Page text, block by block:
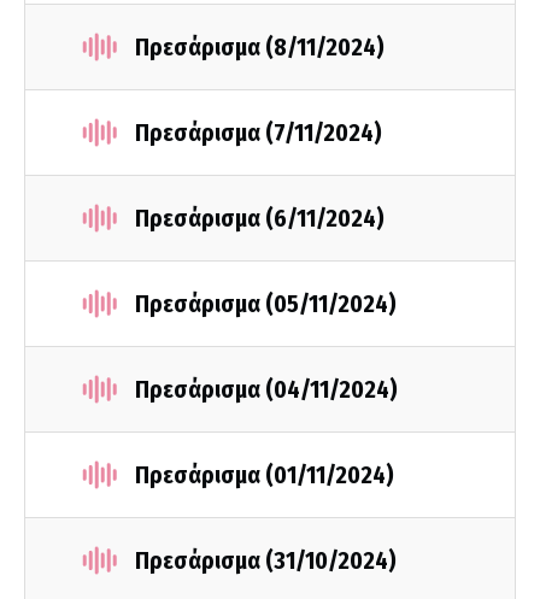
Πρεσάρισμα (8/11/2024)
Πρεσάρισμα (7/11/2024)
Πρεσάρισμα (6/11/2024)
Πρεσάρισμα (05/11/2024)
Πρεσάρισμα (04/11/2024)
Πρεσάρισμα (01/11/2024)
Πρεσάρισμα (31/10/2024)